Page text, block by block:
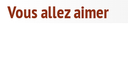
Vous allez aimer